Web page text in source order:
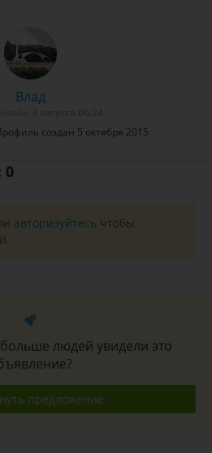
Влад
создан 5 октября 2015
0
авторизуйтесь чтобы
людей увидели это
предложение